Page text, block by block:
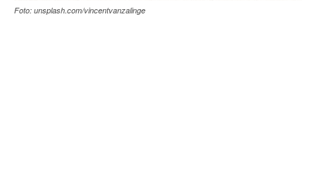
Foto: unsplash.com/vincentvanzalinge